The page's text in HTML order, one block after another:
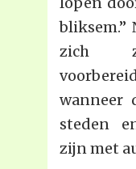
bliksem.”
zich
wanneer
steden
zijn met